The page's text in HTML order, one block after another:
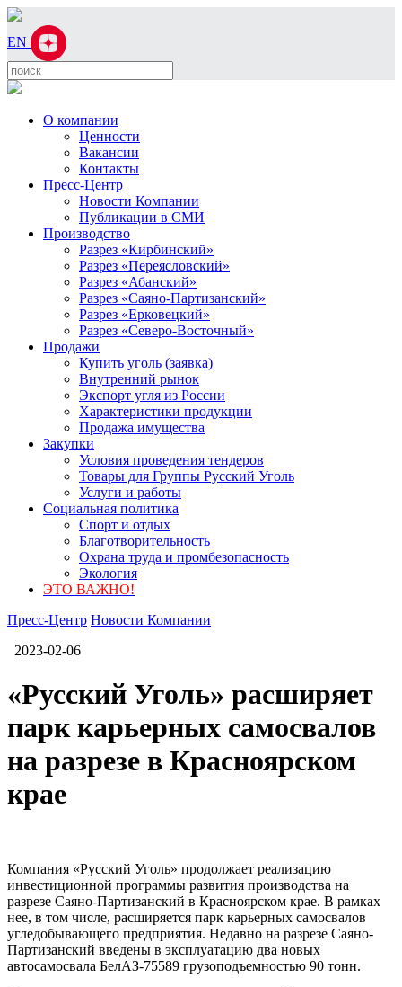
EN
О компании
Ценности
Вакансии
Контакты
Пресс-Центр
Новости Компании
Публикации в СМИ
Производство
Разрез «Кирбинский»
Разрез «Переясловский»
Разрез «Абанский»
Разрез «Саяно-Партизанский»
Разрез «Ерковецкий»
Разрез «Северо-Восточный»
Продажи
Купить уголь (заявка)
Внутренний рынок
Экспорт угля из России
Характеристики продукции
Продажа имущества
Закупки
Условия проведения тендеров
Товары для Группы Русский Уголь
Услуги и работы
Социальная политика
Спорт и отдых
Благотворительность
Охрана труда и промбезопасность
Экология
ЭТО ВАЖНО!
Пресс-Центр Новости Компании
2023-02-06
«Русский Уголь» расширяет
парк карьерных самосвалов
на разрезе в Красноярском
крае
Компания «Русский Уголь» продолжает реализацию
инвестиционной программы развития производства на
разрезе Саяно-Партизанский в Красноярском крае. В рамках
нее, в том числе, расширяется парк карьерных самосвалов
угледобывающего предприятия. Недавно на разрезе Саяно-
Партизанский введены в эксплуатацию два новых
автосамосвала БелАЗ-75589 грузоподъемностью 90 тонн.